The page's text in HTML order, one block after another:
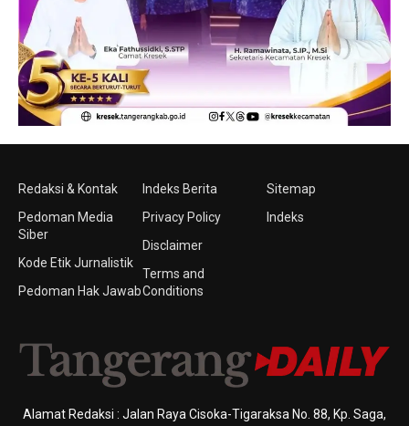
Redaksi & Kontak
Pedoman Media
Siber
Kode Etik Jurnalistik
Pedoman Hak Jawab
Indeks Berita
Privacy Policy
Disclaimer
Terms and
Conditions
Sitemap
Indeks
Alamat Redaksi : Jalan Raya Cisoka-Tigaraksa No. 88, Kp. Saga,